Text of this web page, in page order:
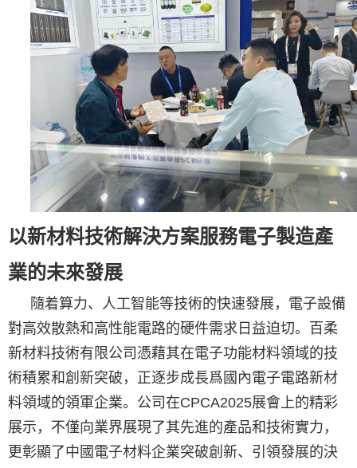
以新材料技術解決方案服務電子製造產
業的未來發展
隨着算力、人工智能等技術的快速發展，電子設備
對高效散熱和高性能電路的硬件需求日益迫切。百柔
新材料技術有限公司憑藉其在電子功能材料領域的技
術積累和創新突破，正逐步成長爲國內電子電路新材
料領域的領軍企業。公司在CPCA2025展會上的精彩
展示，不僅向業界展現了其先進的產品和技術實力，
更彰顯了中國電子材料企業突破創新、引領發展的決